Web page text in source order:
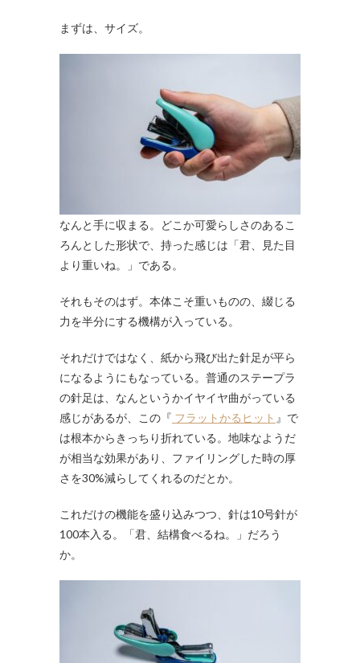
まずは、サイズ。
なんと手に収まる。どこか可愛らしさのあるこ
ろんとした形状で、持った感じは「君、見た目
より重いね。」である。
それもそのはず。本体こそ重いものの、綴じる
力を半分にする機構が入っている。
それだけではなく、紙から飛び出た針足が平ら
になるようにもなっている。普通のステープラ
の針足は、なんというかイヤイヤ曲がっている
感じがあるが、この 『 フラットかるヒット 』で
は根本からきっちり折れている。地味なようだ
が相当な効果があり、ファイリングした時の厚
さを30%減らしてくれるのだとか。
これだけの機能を盛り込みつつ、針は10号針が
100本入る。「君、結構食べるね。」だろう
か。